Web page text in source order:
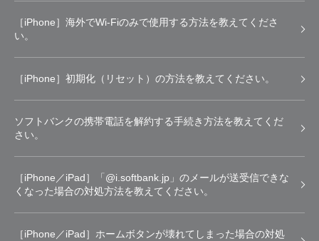
［iPhone］海外でWi-Fiのみで使用する方法を教えてくださ
い。
［iPhone］初期化（リセット）の方法を教えてください。
ソフトバンクの携帯電話を解約する手続き方法を教えてくだ
さい。
［iPhone／iPad］「@i.softbank.jp」のメールが送受信できな
くなった場合の対処方法を教えてください。
［iPhone／iPad］ホームボタンが壊れてしまった場合の対処